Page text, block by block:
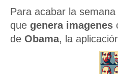
Para acabar la
que genera imagenes
de Obama, la